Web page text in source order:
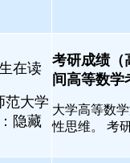
在读
范大学
隐藏
考研成绩（
间高等数学
大学高等数
性思维。 考